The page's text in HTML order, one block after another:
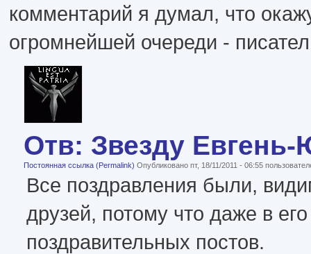
комментарий я думал, что
огромнейшей очереди -
Отв: Звезду
Постоянная ссылка (Permalink) Опубликовано пт, 18/11/2011 - 06:55
Все поздравления были,
друзей, потому что даже в
поздравительных постов.